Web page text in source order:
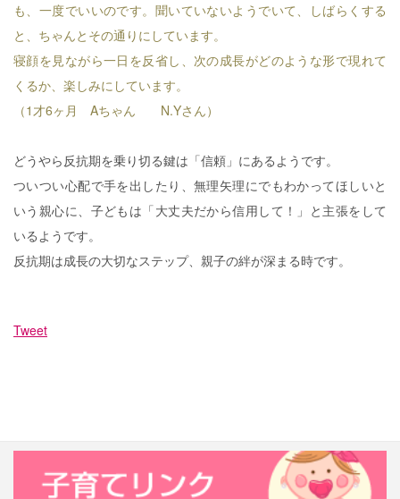
も、一度でいいのです。聞いていないようでいて、しばらくする
と、ちゃんとその通りにしています。
寝顔を見ながら一日を反省し、次の成長がどのような形で現れて
くるか、楽しみにしています。
（1才6ヶ月 Aちゃん N.Yさん）
どうやら反抗期を乗り切る鍵は「信頼」にあるようです。
ついつい心配で手を出したり、無理矢理にでもわかってほしいと
いう親心に、子どもは「大丈夫だから信用して！」と主張をして
いるようです。
反抗期は成長の大切なステップ、親子の絆が深まる時です。
Tweet